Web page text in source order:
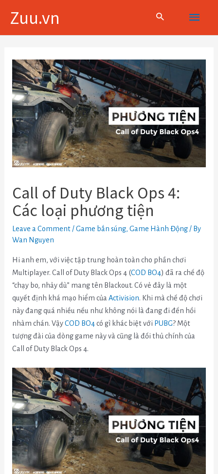
Zuu.vn
Main
Menu
Call of Duty Black Ops 4:
Các loại phương tiện
Leave a Comment /Game bắn súng,Game Hành Động / By
Wan Nguyen
Hi anh em, với việc tập trung hoàn toàn cho phần chơi
Multiplayer. Call of Duty Black Ops 4 (COD BO4) đã ra chế độ
“chạy bo, nhảy dù” mang tên Blackout. Có vẻ đây là một
quyết định khá mạo hiểm củaActivision. Khi mà chế độ chơi
này đang quá nhiều nếu như không nói là đang đi đến hồi
nhàm chán. VậyCOD BO4có gì khác biệt với PUBG? Một
tượng đài của dòng game này và cũng là đối thủ chính của
Call of Duty Black Ops 4.
bài
viết